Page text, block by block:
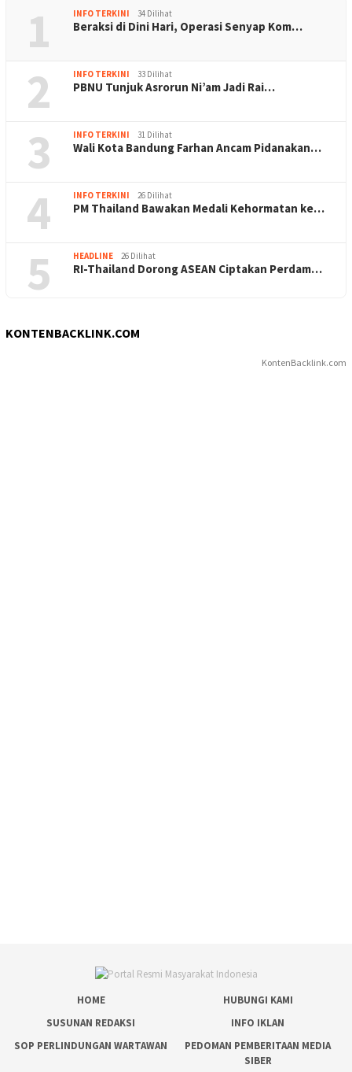
1 INFO TERKINI 34 Dilihat
Beraksi di Dini Hari, Operasi Senyap Kom…
2 INFO TERKINI 33 Dilihat
PBNU Tunjuk Asrorun Ni’am Jadi Rai…
3 INFO TERKINI 31 Dilihat
Wali Kota Bandung Farhan Ancam Pidanakan…
4 INFO TERKINI 26 Dilihat
PM Thailand Bawakan Medali Kehormatan ke…
5 HEADLINE 26 Dilihat
RI-Thailand Dorong ASEAN Ciptakan Perdam…
KONTENBACKLINK.COM
KontenBacklink.com
HOME
HUBUNGI KAMI
SUSUNAN REDAKSI
INFO IKLAN
SOP PERLINDUNGAN WARTAWAN
PEDOMAN PEMBERITAAN MEDIA
SIBER